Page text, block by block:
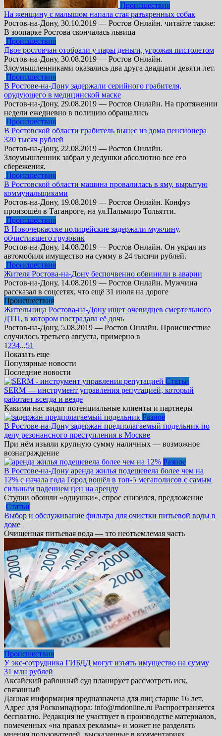
Происшествия
На женщину с малышом напала стая разъяренных собак
Ростов-на-Дону, 30.10.2019 — Ростов Онлайн. читайте также:
В зоопарке Ростова скончалась львица
Происшествия
Двое ростовчан отобрали у пары деньги, угрожая пистолетом
Ростов-на-Дону, 30.08.2019 — Ростов Онлайн.
Злоумышленниками оказались два друга двадцати девяти лет.
Происшествия
В Ростове-на-Дону задержали серийного грабителя,
орудующего в медицинской маске
Ростов-на-Дону, 29.08.2019 — Ростов Онлайн. На протяжении
недели ежедневно в полицию обращались
Происшествия
В Ростовской области грабитель вынес из дома пенсионера
320 тысяч рублей
Ростов-на-Дону, 22.08.2019 — Ростов Онлайн.
Злоумышленник забрал у дедушки абсолютно все его
сбережения.
Происшествия
В Ростовской области машина провалилась в яму, вырытую
коммунальщиками
Ростов-на-Дону, 19.08.2019 — Ростов Онлайн. Конфуз
произошёл в Таганроге, на ул.Пальмиро Тольятти.
Происшествия
В Новочеркасске полицейские задержали мужчину,
обчистившего грузовик
Ростов-на-Дону, 14.08.2019 — Ростов Онлайн. Он украл из
автомобиля имущество на сумму в 24 тысячи рублей.
Происшествия
Жителя Ростова-на-Дону беспочвенно обвинили в аварии
Ростов-на-Дону, 14.08.2019 — Ростов Онлайн. Мужчина
рассказал в соцсетях, что ещё 31 июля на дороге
Происшествия
Жительница Ростова-на-Дону ищет очевидцев смертельного
ДТП, в котором пострадала её дочь
Ростов-на-Дону, 5.08.2019 — Ростов Онлайн. Происшествие
случилось третьего августа, примерно в
1 234...51
Показать еще
Популярные новости
Последние новости
Статьи
SERM — инструмент управления репутацией, который
работает всегда и везде
Какими нас видят потенциальные клиенты и партнеры
Разное
В Ростове-на-Дону задержан предполагаемый подельник по
делу резонансного преступления в Москве
При нём изъяли крупную сумму наличных — возможное
вознаграждение
Разное
В Ростове-на-Дону аренда жилья подешевела более чем на
12% с начала года Город вошёл в топ-5 мегаполисов с самым
сильным падением цен на аренду
Студии обошли «однушки», спрос снизился, предложение
Статьи
Выбор и обслуживание фильтра для очистки питьевой воды в
доме
Очищенная питьевая вода — это неотъемлемая часть
Происшествия
У экс-сотрудника ГИБДД могут изъять имущество на сумму
31 млн рублей
Аксайский районный суд планирует рассмотреть иск,
связанный
Данная информация предназначена для лиц старше 16 лет.
Адрес для Роскомнадзора: info@rndonline.ru Распространяется
бесплатно. Редакция не участвует в производстве материалов,
помеченных «на правах рекламы» и может не разделять
мнения пользователей, высказанные в комментариях.